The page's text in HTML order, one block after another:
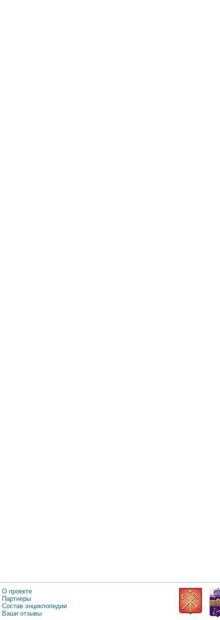
О проекте
Партнеры
Состав энциклопедии
Ваши отзывы